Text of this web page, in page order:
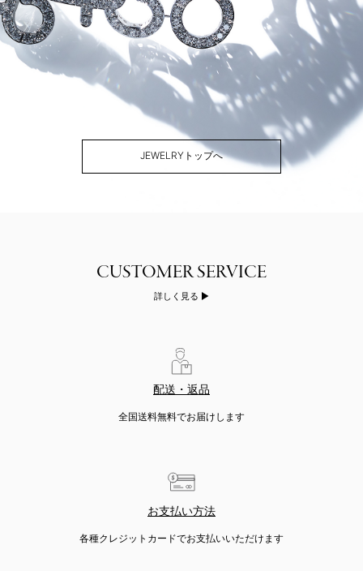
JEWELRYトップへ
詳しく見る
配送・返品
全国送料無料でお届けします
お支払い方法
各種クレジットカードでお支払いいただけます